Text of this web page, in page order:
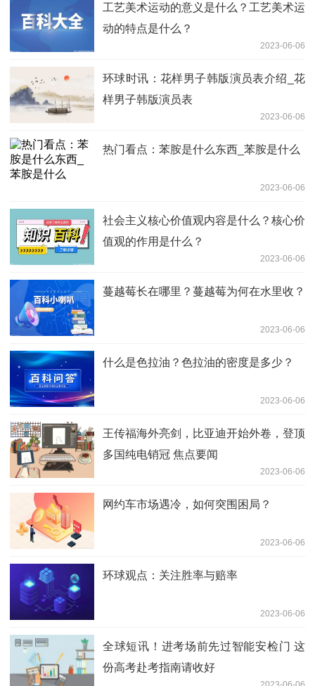
工艺美术运动的意义是什么？工艺美术运
动的特点是什么？
2023-06-06
环球时讯：花样男子韩版演员表介绍_花
样男子韩版演员表
2023-06-06
热门看点：苯胺是什么东西_苯胺是什么
2023-06-06
社会主义核心价值观内容是什么？核心价
值观的作用是什么？
2023-06-06
蔓越莓长在哪里？蔓越莓为何在水里收？
2023-06-06
什么是色拉油？色拉油的密度是多少？
2023-06-06
王传福海外亮剑，比亚迪开始外卷，登顶
多国纯电销冠 焦点要闻
2023-06-06
网约车市场遇冷，如何突围困局？
2023-06-06
环球观点：关注胜率与赔率
2023-06-06
全球短讯！进考场前先过智能安检门 这
份高考赴考指南请收好